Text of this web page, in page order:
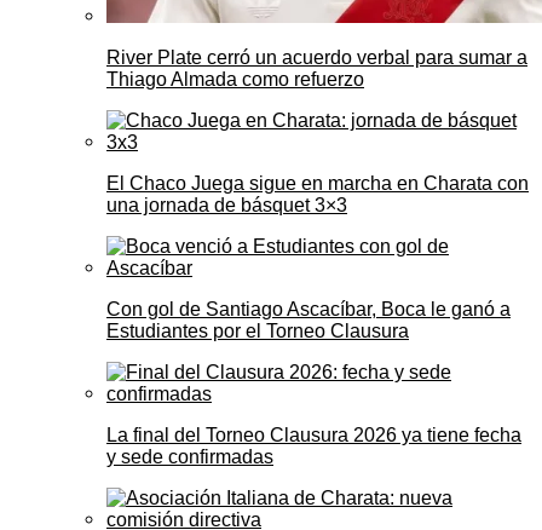
River Plate cerró un acuerdo verbal para sumar a
Thiago Almada como refuerzo
El Chaco Juega sigue en marcha en Charata con
una jornada de básquet 3×3
Con gol de Santiago Ascacíbar, Boca le ganó a
Estudiantes por el Torneo Clausura
La final del Torneo Clausura 2026 ya tiene fecha
y sede confirmadas